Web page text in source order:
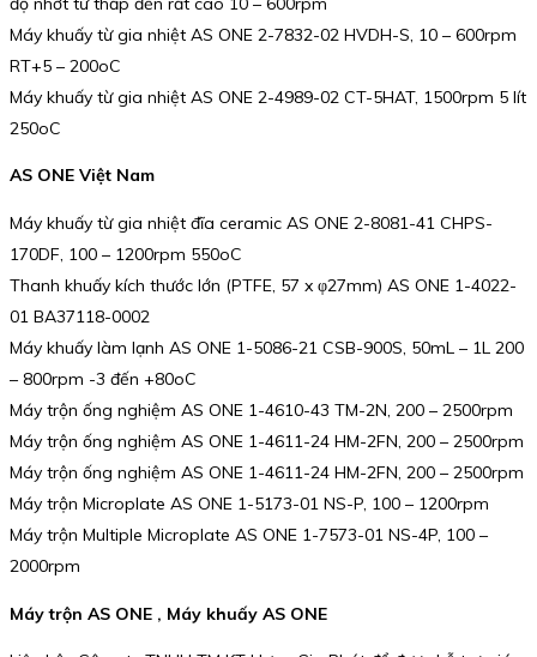
Máy khuấy từ gia nhiệt AS ONE 2-7832-02 HVDH-S, 10 – 600rpm
RT+5 – 200oC
Máy khuấy từ gia nhiệt AS ONE 2-4989-02 CT-5HAT, 1500rpm 5 lít
250oC
AS ONE Việt Nam
Máy khuấy từ gia nhiệt đĩa ceramic AS ONE 2-8081-41 CHPS-
170DF, 100 – 1200rpm 550oC
Thanh khuấy kích thước lớn (PTFE, 57 x φ27mm) AS ONE 1-4022-
01 BA37118-0002
Máy khuấy làm lạnh AS ONE 1-5086-21 CSB-900S, 50mL – 1L 200
– 800rpm -3 đến +80oC
Máy trộn ống nghiệm AS ONE 1-4610-43 TM-2N, 200 – 2500rpm
Máy trộn ống nghiệm AS ONE 1-4611-24 HM-2FN, 200 – 2500rpm
Máy trộn ống nghiệm AS ONE 1-4611-24 HM-2FN, 200 – 2500rpm
Máy trộn Microplate AS ONE 1-5173-01 NS-P, 100 – 1200rpm
Máy trộn Multiple Microplate AS ONE 1-7573-01 NS-4P, 100 –
2000rpm
Máy trộn AS ONE , Máy khuấy AS ONE